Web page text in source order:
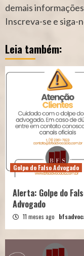
demais
Inscreva-se e siga-
Leia também:
Golpe do Falso Advogado
Alerta: Golpe do
Advogado
11 meses ago